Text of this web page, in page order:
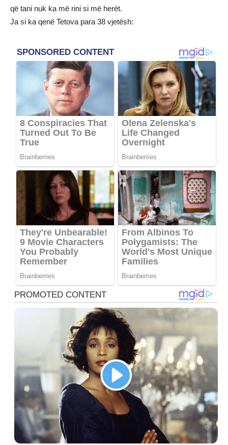
që tani nuk ka më rini si më herët.
Ja si ka qenë Tetova para 38 vjetësh: